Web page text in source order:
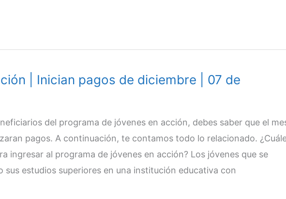
| Inician pagos de diciembre | 07 de
del programa de jóvenes en acción, debes saber que el
pagos. A continuación, te contamos todo lo relacionado.
ingresar al programa de jóvenes en acción? Los jóvenes que se
sus estudios superiores en una institución educativa con